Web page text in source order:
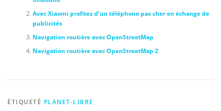
Avec Xiaomi profitez d’un téléphone pas cher en échange de
publicités
Navigation routière avec OpenStreetMap
Navigation routière avec OpenStreetMap 2
ÉTIQUETÉ PLANET-LIBRE